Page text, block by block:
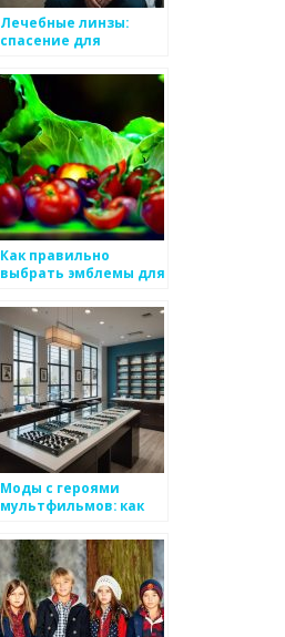
Лечебные линзы:
спасение для
Как правильно
выбрать эмблемы для
Моды с героями
мультфильмов: как